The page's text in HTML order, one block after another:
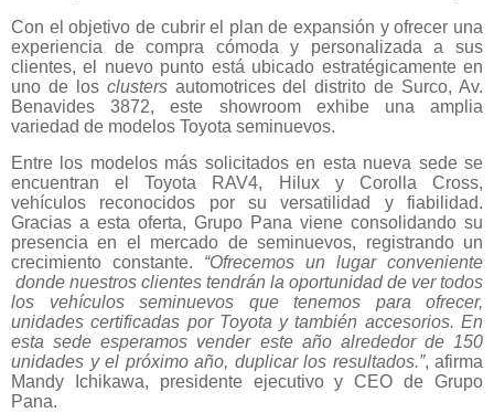
Con el objetivo de cubrir el plan de expansión y ofrecer una
experiencia de compra cómoda y personalizada a sus
clientes, el nuevo punto está ubicado estratégicamente en
uno de los clustersautomotrices del distrito de Surco, Av.
Benavides 3872, este showroom exhibe una amplia
variedad de modelos Toyota seminuevos.
Entre los modelos más solicitados en esta nueva sede se
encuentran el Toyota RAV4, Hilux y Corolla Cross,
vehículos reconocidos por su versatilidad y fiabilidad.
Gracias a esta oferta, Grupo Pana viene consolidando su
presencia en el mercado de seminuevos, registrando un
crecimiento constante. “Ofrecemos un lugar conveniente
donde nuestros clientes tendrán la oportunidad de ver todos
los vehículos seminuevos que tenemos para ofrecer,
unidades certificadas por Toyota y también accesorios. En
esta sede esperamos vender este año alrededor de 150
unidades y el próximo año, duplicar los resultados.”, afirma
Mandy Ichikawa, presidente ejecutivo y CEO de Grupo
Pana.